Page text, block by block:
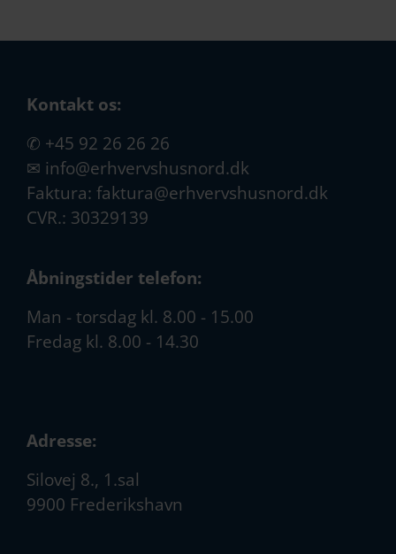
Kontakt os:
✆ +45 92 26 26 26
✉ info@erhvervshusnord.dk
Faktura: faktura@erhvervshusnord.dk
CVR.: 30329139
Åbningstider telefon:
Man - torsdag kl. 8.00 - 15.00
Fredag kl. 8.00 - 14.30
Adresse:
Silovej 8., 1.sal
9900 Frederikshavn